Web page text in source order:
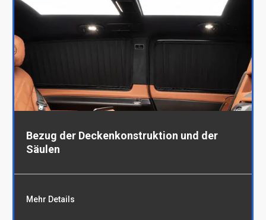
Bezug der Deckenkonstruktion und der
Säulen
Mehr Details